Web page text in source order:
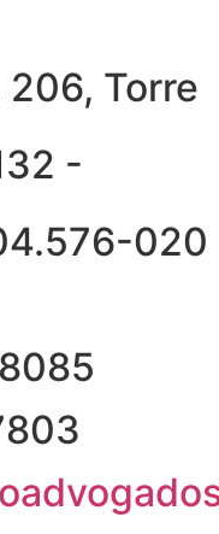
206, Torre
-
020